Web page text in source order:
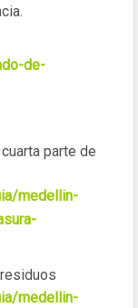
de-
parte de
medellin-
medellin-